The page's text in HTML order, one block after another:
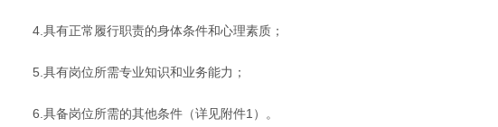
4.具有正常履行职责的身体条件和心理素质；
5.具有岗位所需专业知识和业务能力；
6.具备岗位所需的其他条件（详见附件1）。